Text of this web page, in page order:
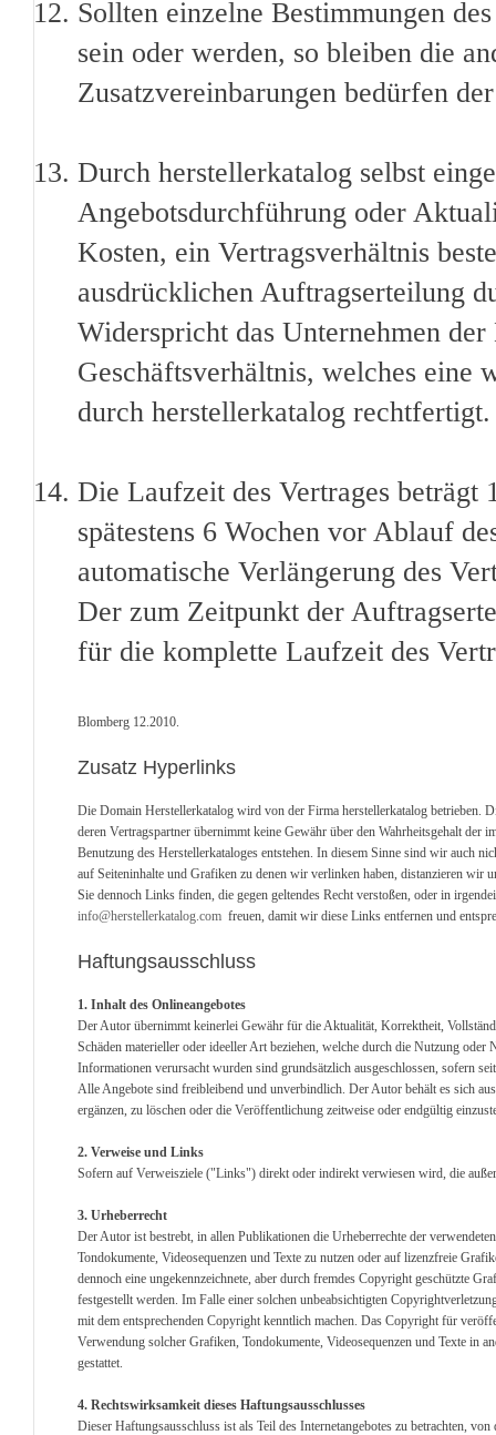
Sollten einzelne Bestimmungen
sein oder werden, so bleiben die
Zusatzvereinbarungen bedürfen
Durch herstellerkatalog selbst
Angebotsdurchführung oder
Kosten, ein Vertragsverhältnis
ausdrücklichen Auftragserteilung
Widerspricht das Unternehmen
Geschäftsverhältnis, welches eine
durch herstellerkatalog rechtfertigt.
Die Laufzeit des Vertrages
spätestens 6 Wochen vor Ablauf
automatische Verlängerung des
Der zum Zeitpunkt der
für die komplette Laufzeit des
Blomberg 12.2010.
Zusatz Hyperlinks
Die Domain Herstellerkatalog wird von der Firma herstellerkatalog betrieben.
deren Vertragspartner übernimmt keine Gewähr über den Wahrheitsgehalt der
Benutzung des Herstellerkataloges entstehen. In diesem Sinne sind wir auch
auf Seiteninhalte und Grafiken zu denen wir verlinken haben, distanzieren wir
Sie dennoch Links finden, die gegen geltendes Recht verstoßen, oder in
info@herstellerkatalog.com freuen, damit wir diese Links entfernen und
Haftungsausschluss
1. Inhalt des Onlineangebotes
Der Autor übernimmt keinerlei Gewähr für die Aktualität, Korrektheit,
Schäden materieller oder ideeller Art beziehen, welche durch die Nutzung
Informationen verursacht wurden sind grundsätzlich ausgeschlossen, sofern
Alle Angebote sind freibleibend und unverbindlich. Der Autor behält es sich
ergänzen, zu löschen oder die Veröffentlichung zeitweise oder endgültig
2. Verweise und Links
Sofern auf Verweisziele ("Links") direkt oder indirekt verwiesen wird, die
3. Urheberrecht
Der Autor ist bestrebt, in allen Publikationen die Urheberrechte der
Tondokumente, Videosequenzen und Texte zu nutzen oder auf lizenzfreie
dennoch eine ungekennzeichnete, aber durch fremdes Copyright geschützte
festgestellt werden. Im Falle einer solchen unbeabsichtigten
mit dem entsprechenden Copyright kenntlich machen. Das Copyright für
Verwendung solcher Grafiken, Tondokumente, Videosequenzen und Texte in
gestattet.
4. Rechtswirksamkeit dieses Haftungsausschlusses
Dieser Haftungsausschluss ist als Teil des Internetangebotes zu betrachten,